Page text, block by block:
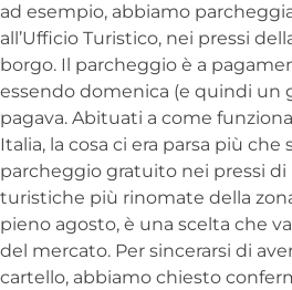
ad esempio, abbiamo
all’Ufficio Turistico, nei pressi
borgo. Il parcheggio è a
essendo domenica (e quindi un
pagava. Abituati a come
Italia, la cosa ci era parsa più che
parcheggio gratuito nei pressi di
turistiche più rinomate della
pieno agosto, è una scelta che
del mercato. Per sincerarsi di
cartello, abbiamo chiesto